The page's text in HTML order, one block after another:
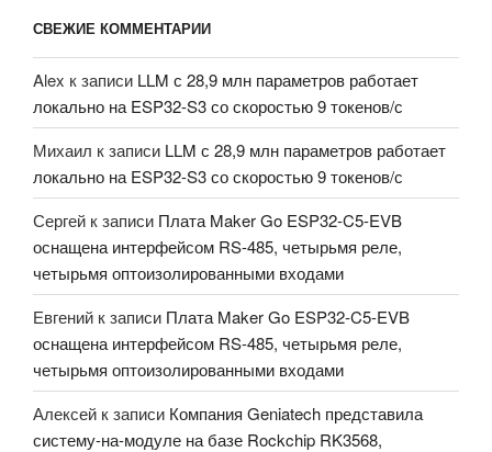
СВЕЖИЕ КОММЕНТАРИИ
Alex к записи LLM с 28,9 млн параметров работает
локально на ESP32-S3 со скоростью 9 токенов/с
Михаил к записи LLM с 28,9 млн параметров работает
локально на ESP32-S3 со скоростью 9 токенов/с
Сергей к записи Плата Maker Go ESP32-C5-EVB
оснащена интерфейсом RS-485, четырьмя реле,
четырьмя оптоизолированными входами
Евгений к записи Плата Maker Go ESP32-C5-EVB
оснащена интерфейсом RS-485, четырьмя реле,
четырьмя оптоизолированными входами
Алексей к записи Компания Geniatech представила
систему-на-модуле на базе Rockchip RK3568,